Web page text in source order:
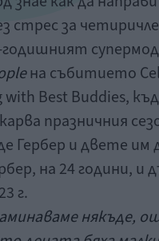
стрес за
на събитието
with Best Buddies,
празничния
Гербер и двете им
на 24 години,
г.
някъде,